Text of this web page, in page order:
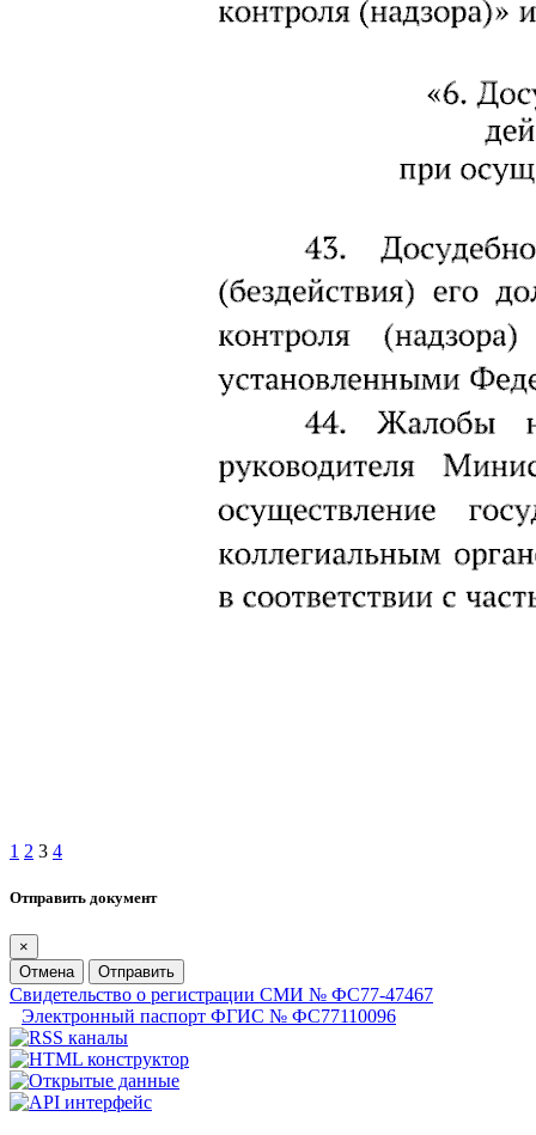
1 2 3 4
Отправить документ
×
Отмена
Отправить
Свидетельство о регистрации СМИ № ФС77-47467
Электронный паспорт ФГИС № ФС77110096